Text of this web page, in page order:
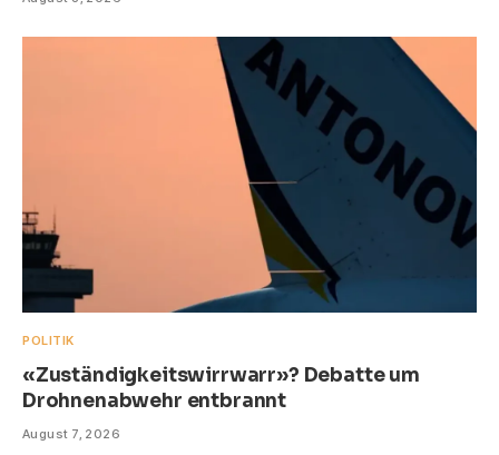
POLITIK
«Zuständigkeitswirrwarr»? Debatte um
Drohnenabwehr entbrannt
August 7, 2026